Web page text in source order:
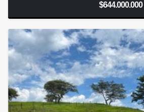
$644.000.000